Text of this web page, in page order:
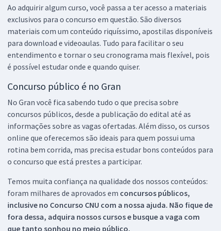
Ao adquirir algum curso, você passa a ter acesso a materiais
exclusivos para o concurso em questão. São diversos
materiais com um conteúdo riquíssimo, apostilas disponíveis
para download e videoaulas. Tudo para facilitar o seu
entendimento e tornar o seu cronograma mais flexível, pois
é possível estudar onde e quando quiser.
Concurso público é no Gran
No Gran você fica sabendo tudo o que precisa sobre
concursos públicos, desde a publicação do edital até as
informações sobre as vagas ofertadas. Além disso, os cursos
online que oferecemos são ideais para quem possui uma
rotina bem corrida, mas precisa estudar bons conteúdos para
o concurso que está prestes a participar.
Temos muita confiança na qualidade dos nossos conteúdos:
foram milhares de aprovados em concursos públicos,
inclusive no Concurso CNU com a nossa ajuda. Não fique de
fora dessa, adquira nossos cursos e busque a vaga com
que tanto sonhou no meio público.